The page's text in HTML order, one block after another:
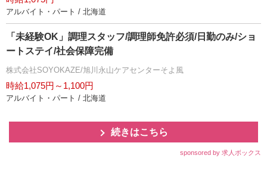
アルバイト・パート / 北海道
「未経験OK」調理スタッフ/調理師免許必須/日勤のみ/ショ
ートステイ/社会保障完備
株式会社SOYOKAZE/旭川永山ケアセンターそよ風
時給1,075円～1,100円
アルバイト・パート / 北海道
続きはこちら
sponsored by 求人ボックス